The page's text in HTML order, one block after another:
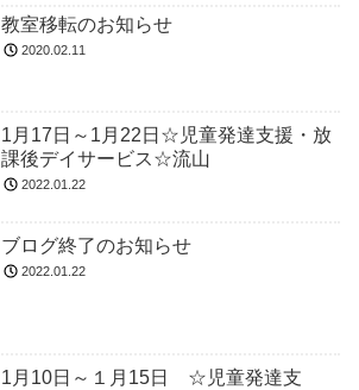
教室移転のお知らせ
2020.02.11
1月17日～1月22日☆児童発達支援・放
課後デイサービス☆流山
2022.01.22
ブログ終了のお知らせ
2022.01.22
1月10日～１月15日 ☆児童発達支